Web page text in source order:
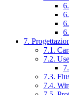
7.
7.1.
7.2.
7.3.
7.4.